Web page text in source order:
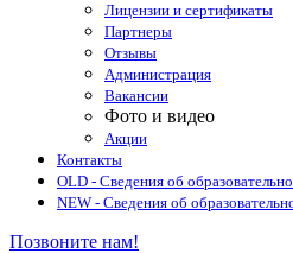
Лицензии и сертификаты
Партнеры
Отзывы
Администрация
Вакансии
Фото и видео
Акции
Контакты
OLD - Сведения об
NEW - Сведения об
Позвоните нам!